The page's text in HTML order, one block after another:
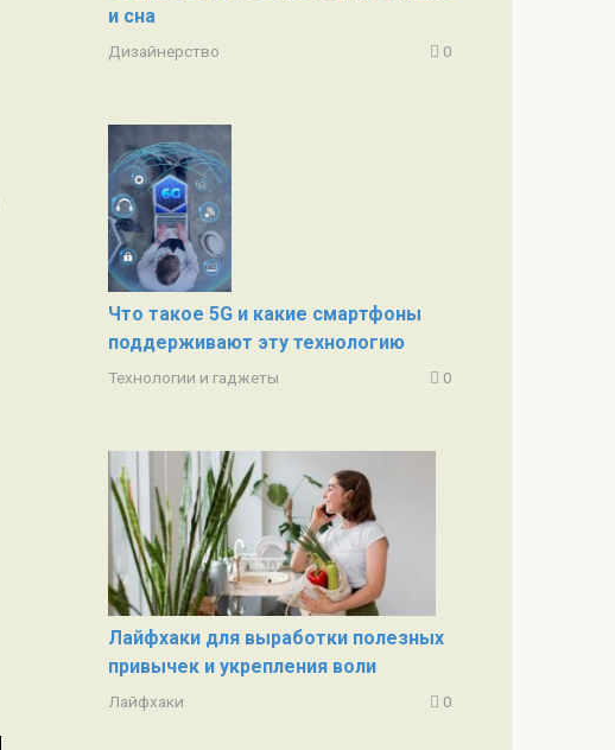
и сна
Дизайнерство 0
Что такое 5G и какие смартфоны
поддерживают эту технологию
Технологии и гаджеты 0
Лайфхаки для выработки полезных
привычек и укрепления воли
Лайфхаки 0